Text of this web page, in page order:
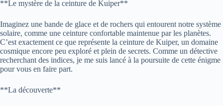
**Le mystère de la ceinture de Kuiper**
Imaginez une bande de glace et de rochers qui entourent notre système
solaire, comme une ceinture confortable maintenue par les planètes.
C’est exactement ce que représente la ceinture de Kuiper, un domaine
cosmique encore peu exploré et plein de secrets. Comme un détective
recherchant des indices, je me suis lancé à la poursuite de cette énigme
pour vous en faire part.
**La découverte**